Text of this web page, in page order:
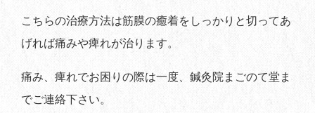
こちらの治療方法は筋膜の癒着をしっかりと切ってあ
げれば痛みや痺れが治ります。
痛み、痺れでお困りの際は一度、鍼灸院まごのて堂ま
でご連絡下さい。